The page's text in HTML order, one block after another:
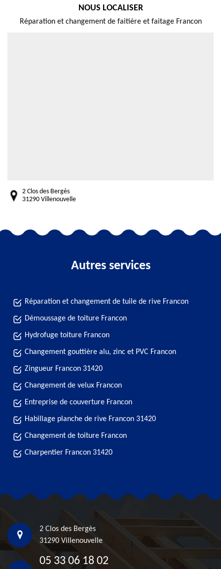
NOUS LOCALISER
Réparation et changement de faitière et faitage Francon
2 Clos des Bergès
31290 Villenouvelle
Autres services
Réparation et changement de tuile de rive Francon
Démoussage de toiture Francon
Hydrofuge toiture Francon
Changement gouttière alu, zinc et PVC Francon
Zingueur Francon 31420
Changement de velux Francon
Entreprise de couverture Francon
Habillage planche de rive Francon 31420
Changement de toiture Francon
Charpentier Francon 31420
2 Clos des Bergès
31290 Villenouvelle
05 33 06 18 02